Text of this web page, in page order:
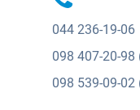
044 236-19-06
098 407-20-98
098 539-09-02